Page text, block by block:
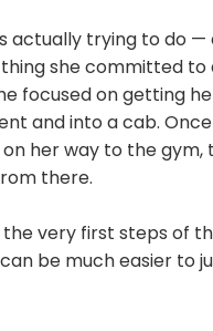
actually trying to do —
she committed to
focused on getting
and into a cab. Once
her way to the gym,
there.
the very first steps of
be much easier to